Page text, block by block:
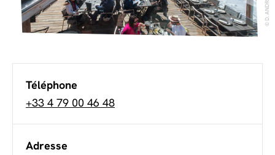
D. ANDRÉ
Téléphone
+33 4 79 00 46 48
Adresse